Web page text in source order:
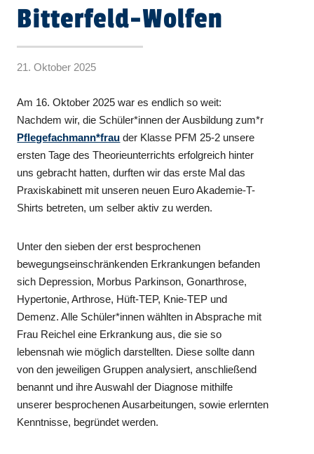
Bitterfeld-Wolfen
21. Oktober 2025
Am 16. Oktober 2025 war es endlich so weit:
Nachdem wir, die Schüler*innen der Ausbildung zum*r
Pflegefachmann*frau der Klasse PFM 25-2 unsere
ersten Tage des Theorieunterrichts erfolgreich hinter
uns gebracht hatten, durften wir das erste Mal das
Praxiskabinett mit unseren neuen Euro Akademie-T-
Shirts betreten, um selber aktiv zu werden.
Unter den sieben der erst besprochenen
bewegungseinschränkenden Erkrankungen befanden
sich Depression, Morbus Parkinson, Gonarthrose,
Hypertonie, Arthrose, Hüft-TEP, Knie-TEP und
Demenz. Alle Schüler*innen wählten in Absprache mit
Frau Reichel eine Erkrankung aus, die sie so
lebensnah wie möglich darstellten. Diese sollte dann
von den jeweiligen Gruppen analysiert, anschließend
benannt und ihre Auswahl der Diagnose mithilfe
unserer besprochenen Ausarbeitungen, sowie erlernten
Kenntnisse, begründet werden.